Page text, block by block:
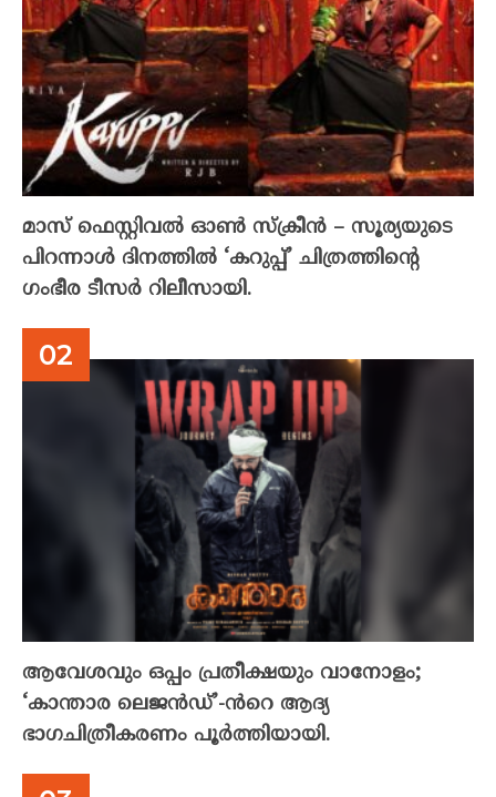
മാസ് ഫെസ്റ്റിവൽ ഓൺ സ്‌ക്രീൻ – സൂര്യയുടെ
പിറന്നാൾ ദിനത്തിൽ ‘കറുപ്പ്’ ചിത്രത്തിന്റെ
ഗംഭീര ടീസർ റിലീസായി.
ആവേശവും ഒപ്പം പ്രതീക്ഷയും വാനോളം;
‘കാന്താര ലെജൻഡ്’-ൻറെ ആദ്യ
ഭാഗചിത്രീകരണം പൂർത്തിയായി.